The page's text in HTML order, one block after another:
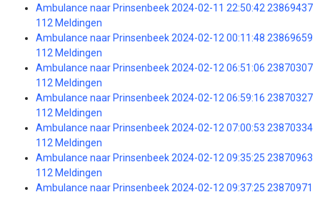
Ambulance naar Prinsenbeek 2024-02-11 22:50:42 23869437
112 Meldingen
Ambulance naar Prinsenbeek 2024-02-12 00:11:48 23869659
112 Meldingen
Ambulance naar Prinsenbeek 2024-02-12 06:51:06 23870307
112 Meldingen
Ambulance naar Prinsenbeek 2024-02-12 06:59:16 23870327
112 Meldingen
Ambulance naar Prinsenbeek 2024-02-12 07:00:53 23870334
112 Meldingen
Ambulance naar Prinsenbeek 2024-02-12 09:35:25 23870963
112 Meldingen
Ambulance naar Prinsenbeek 2024-02-12 09:37:25 23870971